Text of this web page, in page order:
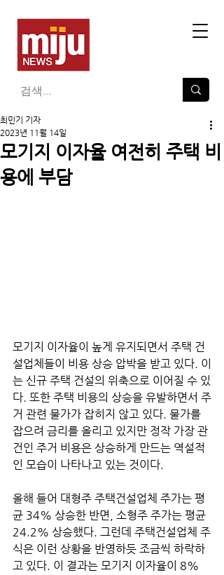
모기지 이자율 여전히 주택 비
용에 부담
최민기 기자
2023년 11월 14일
모기지 이자율이 높게 유지되면서 주택 건
설업체들이 비용 상승 압박을 받고 있다. 이
는 신규 주택 건설의 위축으로 이어질 수 있
다. 또한 주택 비용의 상승을 유발하면서 주
거 관련 물가가 잡히지 않고 있다. 물가를
잡으려 금리를 올리고 있지만 정작 가장 관
건인 주거 비용은 상승하게 만드는 역설적
인 모습이 나타나고 있는 것이다.
올해 들어 대형주 주택건설업체 주가는 평
균 34% 상승한 반면, 소형주 주가는 평균
24.2% 상승했다. 그런데 주택건설업체 주
식은 이런 상황을 반영하듯 조금씩 하락하
고 있다. 이 결과는 모기지 이자율이 8%